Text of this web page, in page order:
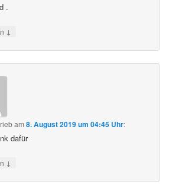
.
↓
am8. August 2019 um 04:45 Uhr:
dafür
↓